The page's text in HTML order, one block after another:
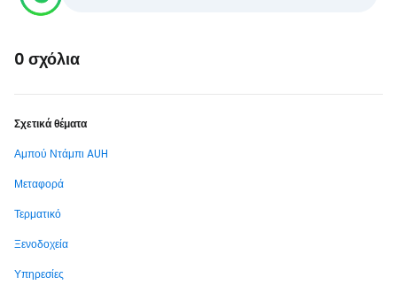
0 σχόλια
Σχετικά θέματα
Αμπού Ντάμπι AUH
Μεταφορά
Τερματικό
Ξενοδοχεία
Υπηρεσίες